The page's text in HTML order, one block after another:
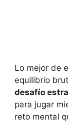
Lo mejor de
equilibrio
desafío
para jugar
reto mental